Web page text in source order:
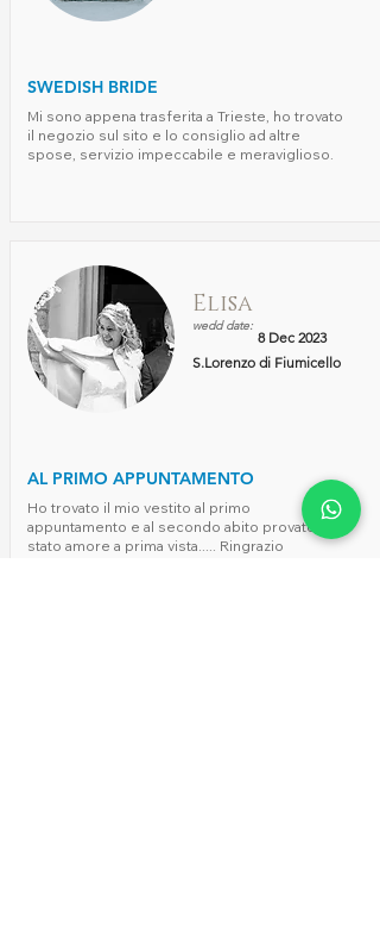
SWEDISH BRIDE
Mi sono appena trasferita a Trieste, ho trovato
il negozio sul sito e lo consiglio ad altre
spose, servizio impeccabile e meraviglioso.
Elisa
wedd date:
8 Dec 2023
S.Lorenzo di Fiumicello
AL PRIMO APPUNTAMENTO
Ho trovato il mio vestito al primo
appuntamento e al secondo abito provato è
stato amore a prima vista..... Ringrazio